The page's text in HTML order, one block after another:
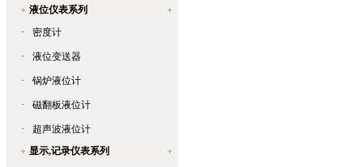
液位仪表系列
·
密度计
· 液位变送器
· 锅炉液位计
· 磁翻板液位计
·
超声波液位计
显示,记录仪表系列